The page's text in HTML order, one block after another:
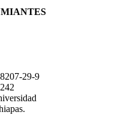
29-9